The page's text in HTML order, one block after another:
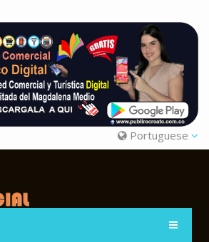
Portuguese